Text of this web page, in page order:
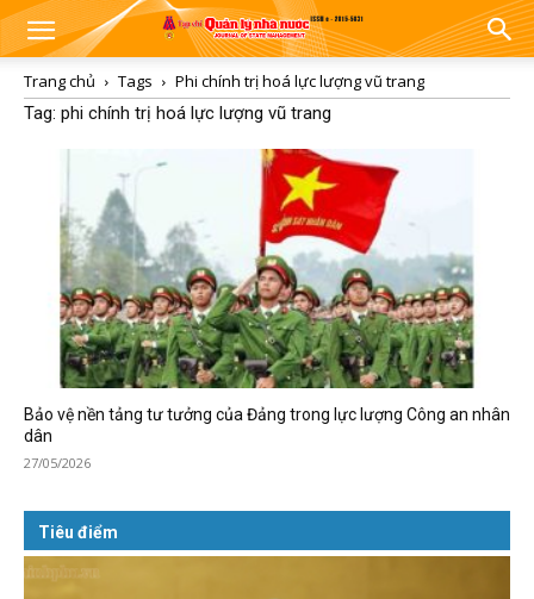
Trang chủ Tags
Phi chính trị hoá lực lượng vũ trang
Tag: phi chính trị hoá lực lượng vũ trang
Bảo vệ nền tảng tư tưởng của Đảng trong lực lượng Công an nhân
dân
27/05/2026
Tiêu điểm